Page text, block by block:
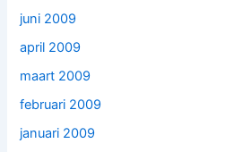
juni 2009
april 2009
maart 2009
februari 2009
januari 2009